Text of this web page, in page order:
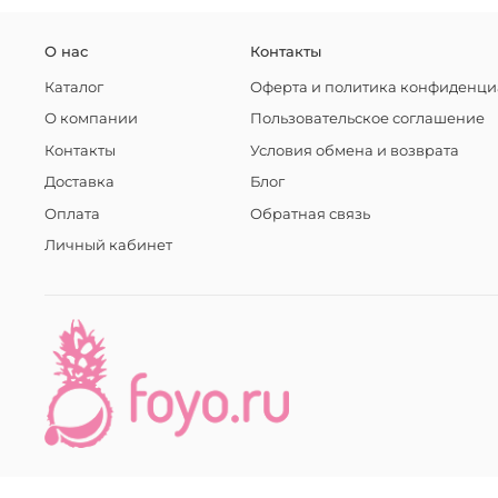
О нас
Каталог
О компании
Контакты
Доставка
Оплата
Личный кабинет
Контакты
Оферта и политика
Пользовательское соглашение
Условия обмена и возврата
Блог
Обратная связь